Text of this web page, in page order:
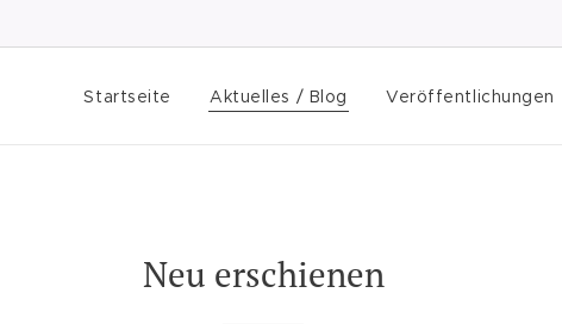
Startseite Aktuelles / Blog Veröffentlichungen
Neu erschienen